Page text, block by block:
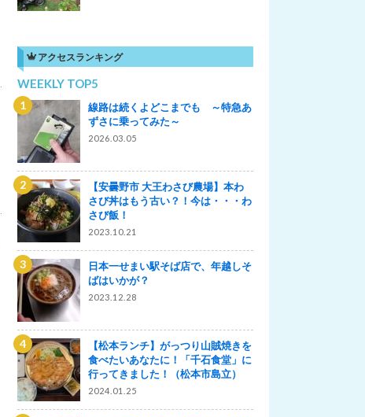
アクセスランキング
WEEKLY TOP5
線路は続くよどこまでも ～特急あ
ずさに乗ってみた～
2026.03.05
【安曇野市 大王わさび農場】本わ
さび丼はもう古い？！今は・・・わ
さび飯！
2023.10.21
日本一せまい駅そば店で、年越しそ
ばはいかが？
2023.12.28
【松本ランチ】がっつり山賊焼きを
食べたいあなたに！「千石食堂」に
行ってきました！（松本市島立）
2024.01.25